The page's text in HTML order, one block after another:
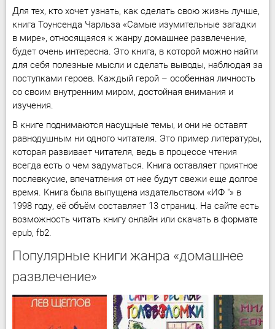
Для тех, кто хочет узнать, как сделать свою жизнь лучше,
книга Тоунсенда Чарльза «Самые изумительные загадки
в мире», относящаяся к жанру домашнее развлечение,
будет очень интересна. Это книга, в которой можно найти
для себя полезные мысли и сделать выводы, наблюдая за
поступками героев. Каждый герой – особенная личность
со своим внутренним миром, достойная внимания и
изучения.
В книге поднимаются насущные темы, и они не оставят
равнодушным ни одного читателя. Это пример литературы,
которая развивает читателя, ведь в процессе чтения
всегда есть о чем задуматься. Книга оставляет приятное
послевкусие, впечатления от нее будут свежи еще долгое
время. Книга была выпущена издательством «ИФ "» в
1998 году, её объём составляет 13 страниц. На сайте есть
возможность читать книгу онлайн или скачать в формате
epub, fb2.
Популярные книги жанра «домашнее
развлечение»